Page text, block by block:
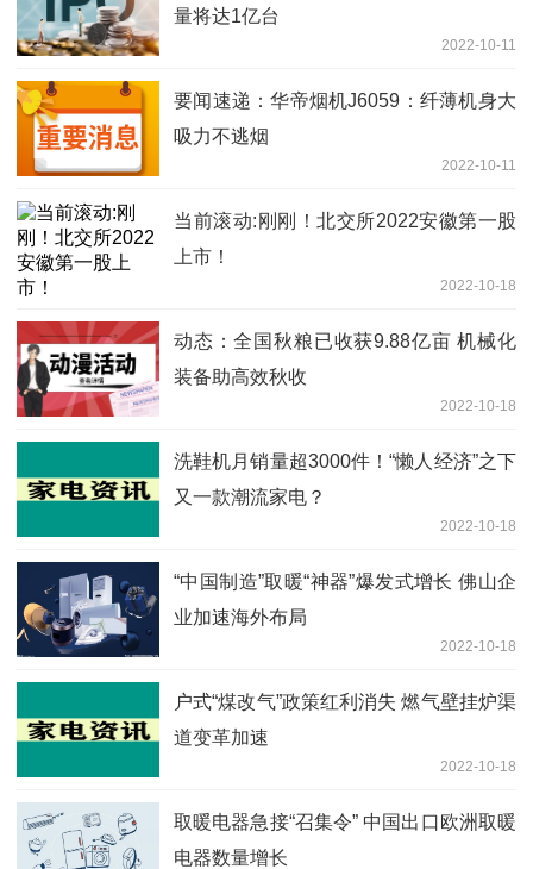
量将达1亿台
2022-10-11
要闻速递：华帝烟机J6059：纤薄机身大
吸力不逃烟
2022-10-11
当前滚动:刚刚！北交所2022安徽第一股
上市！
2022-10-18
动态：全国秋粮已收获9.88亿亩 机械化
装备助高效秋收
2022-10-18
洗鞋机月销量超3000件！“懒人经济”之下
又一款潮流家电？
2022-10-18
“中国制造”取暖“神器”爆发式增长 佛山企
业加速海外布局
2022-10-18
户式“煤改气”政策红利消失 燃气壁挂炉渠
道变革加速
2022-10-18
取暖电器急接“召集令” 中国出口欧洲取暖
电器数量增长